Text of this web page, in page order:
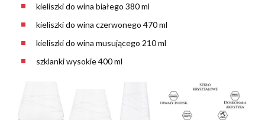
kieliszki do wina białego 380 ml
kieliszki do wina czerwonego 470 ml
kieliszki do wina musującego 210 ml
szklanki wysokie 400 ml